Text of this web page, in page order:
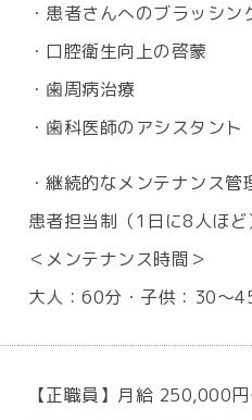
・患者さんへのブラッシン
・口腔衛生向上の啓蒙
・歯周病治療
・歯科医師のアシスタン
・継続的なメンテナンス管
患者担当制（1日に8人ほど
＜メンテナンス時間＞
大人：60分・子供：30～
【正職員】月給 250,000